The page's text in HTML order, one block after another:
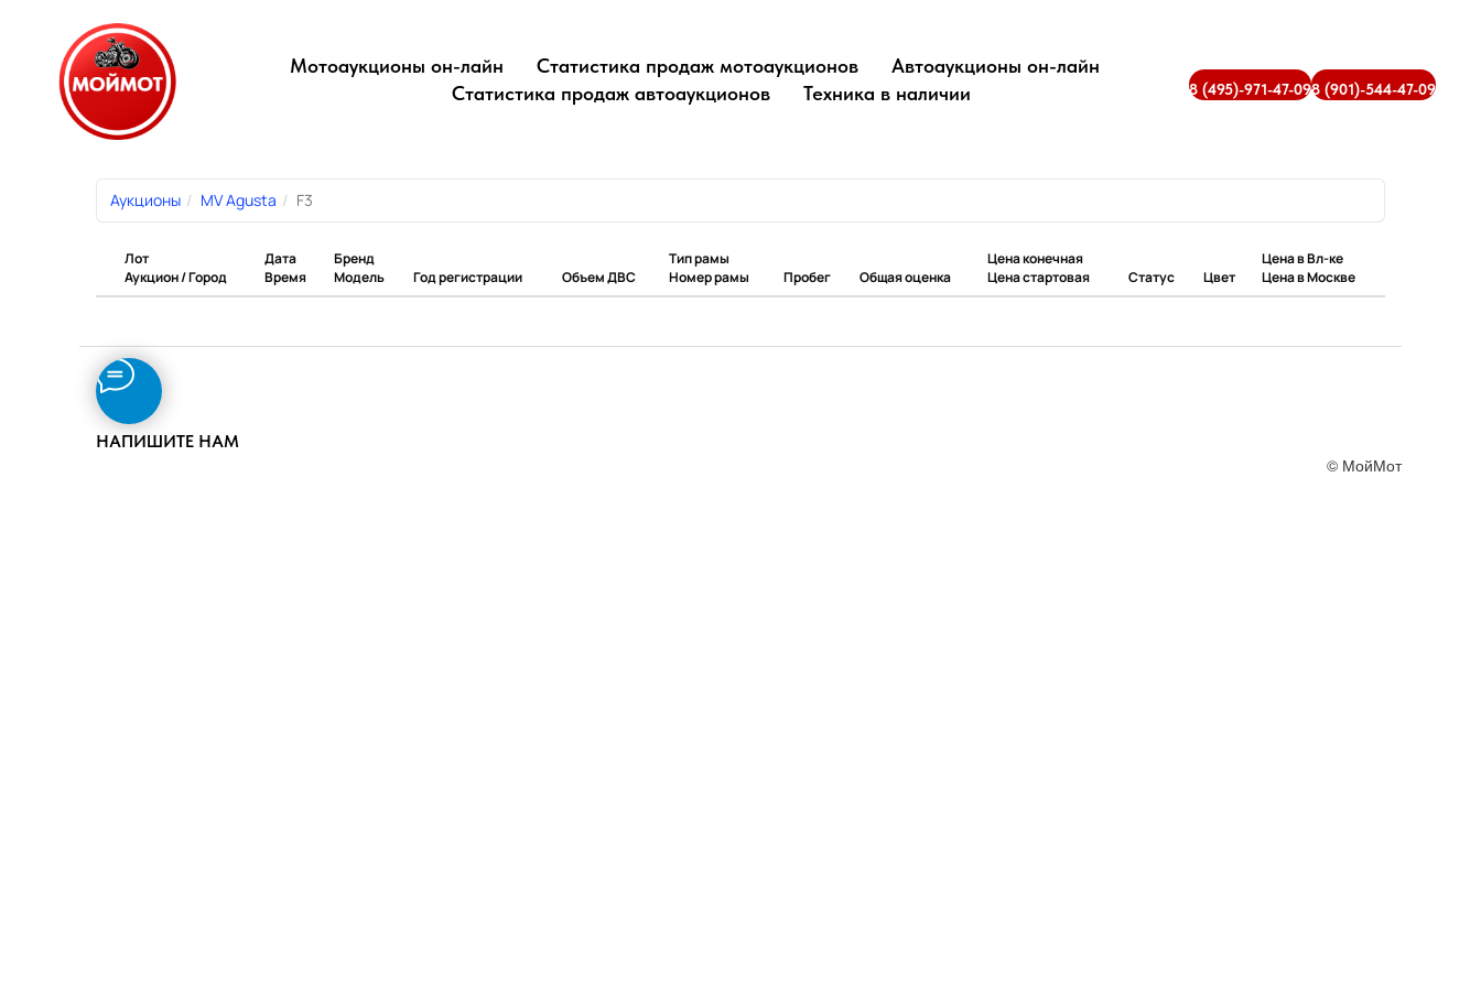
Мотоаукционы он-лайн Статистика продаж мотоаукционов
Автоаукционы он-лайн
Статистика продаж автоаукционов
Техника в наличии 8 (495)-971-47-098 (901)-544-47-09
Аукционы MV Agusta F3
Лот
Аукцион / Город
Дата
Время
Бренд
Модель
Год регистрации Объем ДВС
Тип рамы
Номер рамы
Пробег Общая оценка
Цена конечная
Цена стартовая
Статус Цвет
Цена в Вл-ке
Цена в Москве
НАПИШИТЕ НАМ
© МойМот